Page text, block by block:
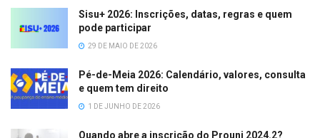
Sisu+ 2026: Inscrições, datas, regras e quem
pode participar
29 DE MAIO DE 2026
Pé-de-Meia 2026: Calendário, valores, consulta
e quem tem direito
1 DE JUNHO DE 2026
Quando abre a inscrição do Prouni 2024.2?